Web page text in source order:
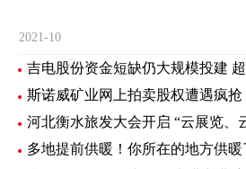
2021-10
斯诺威矿业网上拍卖股权遭遇疯抢
河北衡水旅发大会开启 “云展览、
多地提前供暖！你所在的地方供暖